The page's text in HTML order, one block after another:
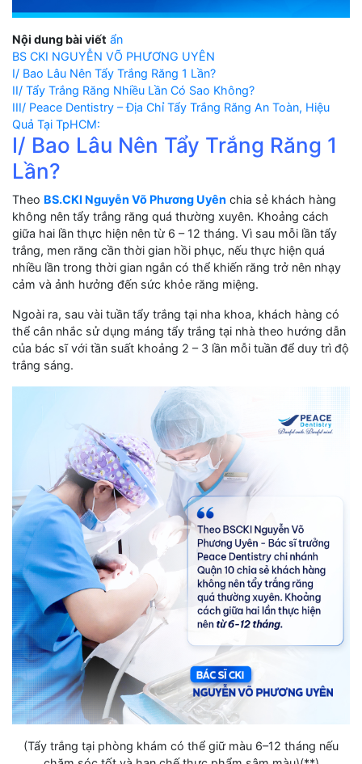
Nội dung bài viết ẩn
BS CKI NGUYỄN VÕ PHƯƠNG UYÊN
I/ Bao Lâu Nên Tẩy Trắng Răng 1 Lần?
II/ Tẩy Trắng Răng Nhiều Lần Có Sao Không?
III/ Peace Dentistry – Địa Chỉ Tẩy Trắng Răng An Toàn, Hiệu
Quả Tại TpHCM:
I/ Bao Lâu Nên Tẩy Trắng Răng 1
Lần?
Theo BS.CKI Nguyễn Võ Phương Uyên chia sẻ khách hàng
không nên tẩy trắng răng quá thường xuyên. Khoảng cách
giữa hai lần thực hiện nên từ 6 – 12 tháng. Vì sau mỗi lần tẩy
trắng, men răng cần thời gian hồi phục, nếu thực hiện quá
nhiều lần trong thời gian ngắn có thể khiến răng trở nên nhạy
cảm và ảnh hưởng đến sức khỏe răng miệng.
Ngoài ra, sau vài tuần tẩy trắng tại nha khoa, khách hàng có
thể cân nhắc sử dụng máng tẩy trắng tại nhà theo hướng dẫn
của bác sĩ với tần suất khoảng 2 – 3 lần mỗi tuần để duy trì độ
trắng sáng.
(Tẩy trắng tại phòng khám có thể giữ màu 6–12 tháng nếu